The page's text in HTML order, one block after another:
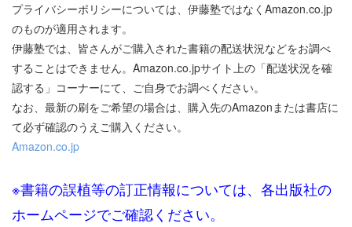
プライバシーポリシーについては、伊藤塾ではなくAmazon.co.jp
のものが適用されます。
伊藤塾では、皆さんがご購入された書籍の配送状況などをお調べ
することはできません。Amazon.co.jpサイト上の「配送状況を確
認する」コーナーにて、ご自身でお調べください。
なお、最新の刷をご希望の場合は、購入先のAmazonまたは書店に
て必ず確認のうえご購入ください。
Amazon.co.jp
※書籍の誤植等の訂正情報については、各出版社の
ホームページでご確認ください。